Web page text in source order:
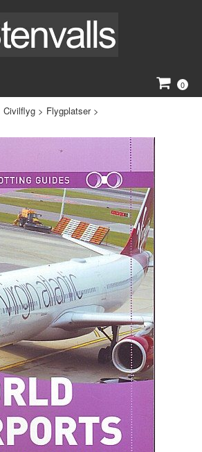
0
Civilflyg > Flygplatser>